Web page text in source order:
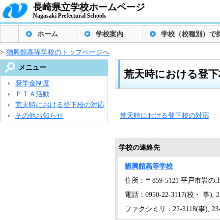
長崎県立学校ホームページ
Nagasaki Prefectural Schools
ホーム 学校案内 学校（校種別）で
> 猶興館高等学校のトップページへ
荒天時における登
荒天時における登下校の対応
学校の連絡先
猶興館高等学校
住所：〒859-5121 平戸市岩の
電話：0950-22-3117(校・ 事),
ファクシミリ：22-3118(事),
メニュー
奨学金制度
ＰＴＡ活動
荒天時における登下校の対応
その他お知らせ